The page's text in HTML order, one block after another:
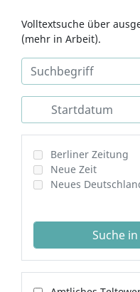
Volltextsuche über
(mehr in Arbeit).
Berliner Zeitung
Neue Zeit
Neues
Suche